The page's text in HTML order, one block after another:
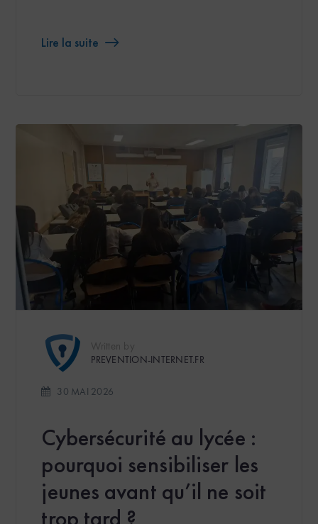
Lire la suite
PREVENTION-INTERNET.FR
30 MAI 2026
Cybersécurité au lycée :
pourquoi sensibiliser les
jeunes avant qu’il ne soit